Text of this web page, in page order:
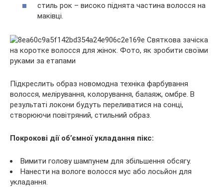
стиль рок – високо піднята частина волосся на
маківці.
Підкреслить образ новомодна техніка фарбування
волосся, мелірування, колорування, балаяж, омбре. В
результаті локони будуть переливатися на сонці,
створюючи повітряний, стильний образ.
Покрокові дії об’ємної укладання пікс:
Вимити голову шампунем для збільшення обсягу.
Нанести на вологе волосся мус або лосьйон для
укладання.